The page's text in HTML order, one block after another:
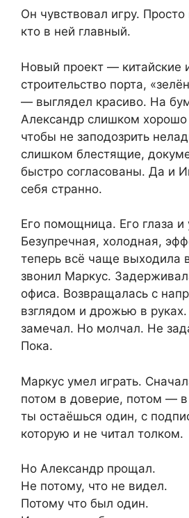
Он чувствовал игру.
кто в ней главный.
Новый проект — китайские
строительство порта,
— выглядел красиво. На
Александр слишком хорошо
чтобы не заподозрить
слишком блестящие,
быстро согласованы. Да и
себя странно.
Его помощница. Его глаза и
Безупречная, холодная,
теперь всё чаще выходила
звонил Маркус.
офиса. Возвращалась с
взглядом и дрожью в
замечал. Но молчал. Не
Пока.
Маркус умел играть.
потом в доверие, потом —
ты остаёшься один, с
которую и не читал толком.
Но Александр прощал.
Не потому, что не видел.
Потому что был один.